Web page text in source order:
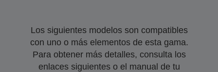
Los siguientes modelos son compatibles
con uno o más elementos de esta gama.
Para obtener más detalles, consulta los
enlaces siguientes o el manual de tu